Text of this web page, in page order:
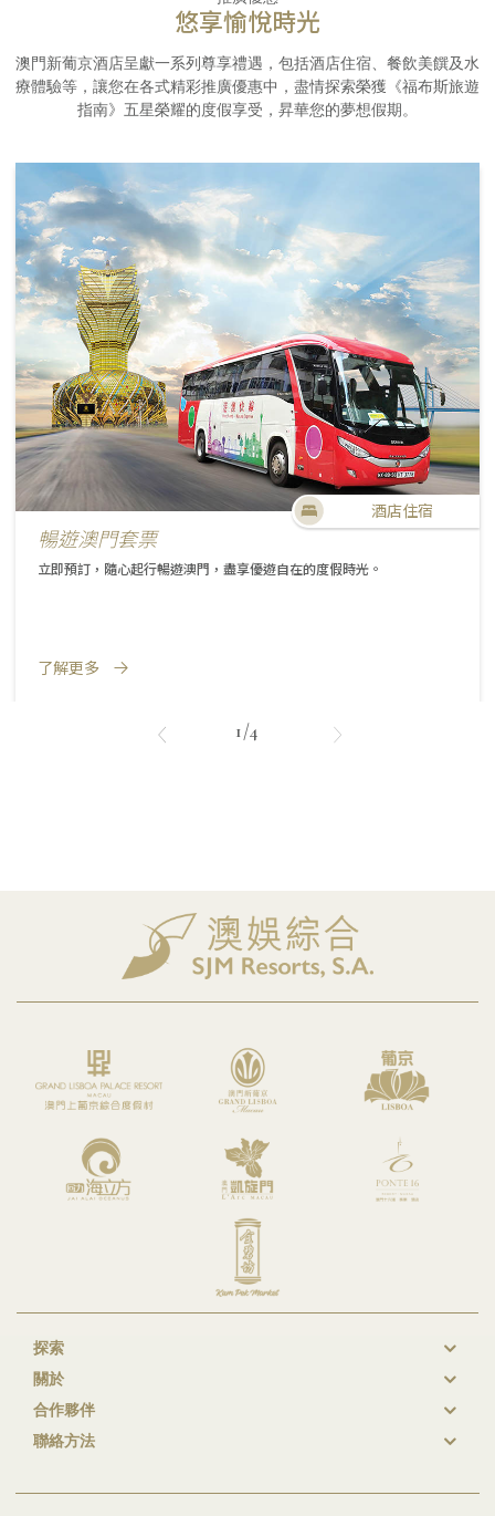
悠享愉悅時光
澳門新葡京酒店呈獻一系列尊享禮遇，包括酒店住宿、餐飲美饌及水
療體驗等，讓您在各式精彩推廣優惠中，盡情探索榮獲《福布斯旅遊
指南》五星榮耀的度假享受，昇華您的夢想假期。
酒店住宿
暢遊澳門套票
立即預訂，隨心起行暢遊澳門，盡享優遊自在的度假時光。
了解更多
1/4
New
Footer
探索
關於
合作夥伴
聯絡方法